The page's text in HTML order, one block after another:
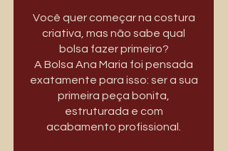
Você quer começar na costura
criativa, mas não sabe qual
bolsa fazer primeiro?
A Bolsa Ana Maria foi pensada
exatamente para isso: ser a sua
primeira peça bonita,
estruturada e com
acabamento profissional.